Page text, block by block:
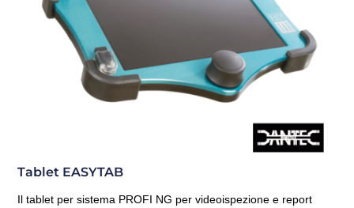
Tablet EASYTAB
Il tablet per sistema PROFI NG per videoispezione e report